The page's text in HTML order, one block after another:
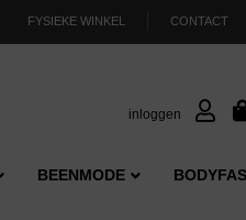
FYSIEKE WINKEL CONTACT
inloggen
BEENMODE